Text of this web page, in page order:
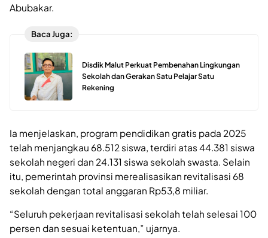
Abubakar.
Baca Juga:
Disdik Malut Perkuat Pembenahan Lingkungan
Sekolah dan Gerakan Satu Pelajar Satu
Rekening
Ia menjelaskan, program pendidikan gratis pada 2025
telah menjangkau 68.512 siswa, terdiri atas 44.381 siswa
sekolah negeri dan 24.131 siswa sekolah swasta. Selain
itu, pemerintah provinsi merealisasikan revitalisasi 68
sekolah dengan total anggaran Rp53,8 miliar.
“Seluruh pekerjaan revitalisasi sekolah telah selesai 100
persen dan sesuai ketentuan,” ujarnya.